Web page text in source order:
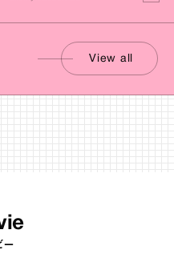
View all
ー